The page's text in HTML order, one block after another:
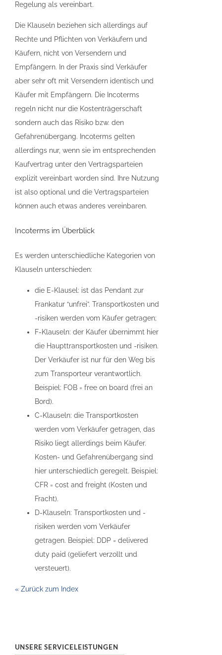
Regelung als vereinbart.
Die Klauseln beziehen sich allerdings auf
Rechte und Pflichten von Verkäufern und
Käufern, nicht von Versendern und
Empfängern. In der Praxis sind Verkäufer
aber sehr oft mit Versendern identisch und
Käufer mit Empfängern. Die Incoterms
regeln nicht nur die Kostenträgerschaft
sondern auch das Risiko bzw. den
Gefahrenübergang. Incoterms gelten
allerdings nur, wenn sie im entsprechenden
Kaufvertrag unter den Vertragsparteien
explizit vereinbart worden sind. Ihre Nutzung
ist also optional und die Vertragsparteien
können auch etwas anderes vereinbaren.
Incoterms im Überblick
Es werden unterschiedliche Kategorien von
Klauseln unterschieden:
die E-Klausel: ist das Pendant zur
Frankatur “unfrei”. Transportkosten und
-risiken werden vom Käufer getragen;
F-Klauseln: der Käufer übernimmt hier
die Haupttransportkosten und -risiken.
Der Verkäufer ist nur für den Weg bis
zum Transporteur verantwortlich.
Beispiel: FOB = free on board (frei an
Bord).
C-Klauseln: die Transportkosten
werden vom Verkäufer getragen, das
Risiko liegt allerdings beim Käufer.
Kosten- und Gefahrenübergang sind
hier unterschiedlich geregelt. Beispiel:
CFR = cost and freight (Kosten und
Fracht).
D-Klauseln: Transportkosten und -
risiken werden vom Verkäufer
getragen. Beispiel: DDP = delivered
duty paid (geliefert verzollt und
versteuert).
« Zurück zum Index
UNSERE SERVICELEISTUNGEN